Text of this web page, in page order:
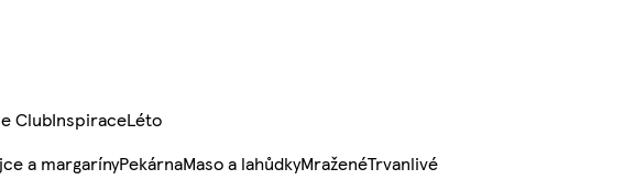
ClubInspiraceLéto
a margarínyPekárnaMaso a lahůdkyMraženéTrvanlivé